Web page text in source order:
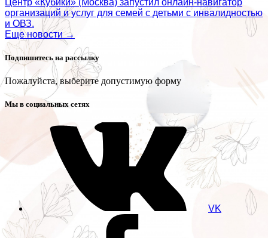
организаций и услуг для семей с детьми с инвалидностью
и ОВЗ.
Еще новости →
Подпишитесь на рассылку
Пожалуйста, выберите допустимую форму
Мы в социальных сетях
VK